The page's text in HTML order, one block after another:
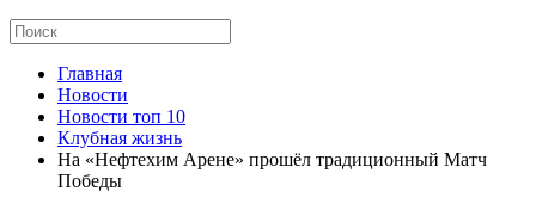
Главная
Новости
Новости топ 10
Клубная жизнь
На «Нефтехим Арене» прошёл традиционный Матч
Победы